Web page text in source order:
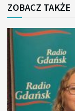
ZOBACZ TAKŻE